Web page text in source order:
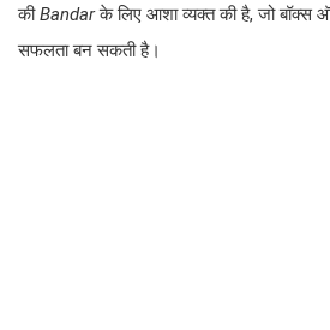
कीBandarके लिए आशा व्यक्त की है, जो बॉक्स
सफलता बन सकती है।